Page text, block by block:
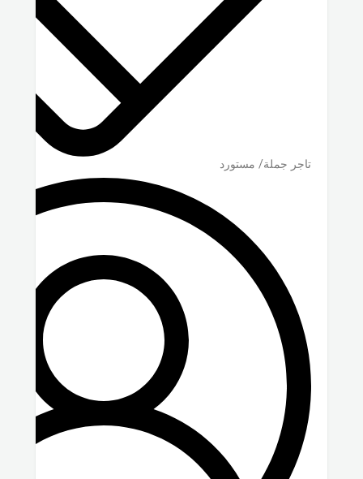
تاجر جملة/ مستورد